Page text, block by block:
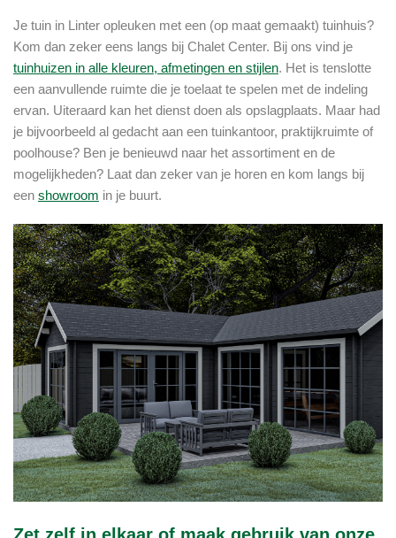
Je tuin in Linter opleuken met een (op maat gemaakt) tuinhuis?
Kom dan zeker eens langs bij Chalet Center. Bij ons vind je
tuinhuizen in alle kleuren, afmetingen en stijlen. Het is tenslotte
een aanvullende ruimte die je toelaat te spelen met de indeling
ervan. Uiteraard kan het dienst doen als opslagplaats. Maar had
je bijvoorbeeld al gedacht aan een tuinkantoor, praktijkruimte of
poolhouse? Ben je benieuwd naar het assortiment en de
mogelijkheden? Laat dan zeker van je horen en kom langs bij
een showroom in je buurt.
Zet zelf in elkaar of maak gebruik van onze